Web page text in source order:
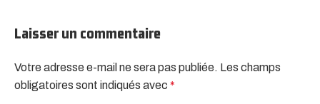
Laisser un commentaire
Votre adresse e-mail ne sera pas publiée. Les champs
obligatoires sont indiqués avec *
Alternative: